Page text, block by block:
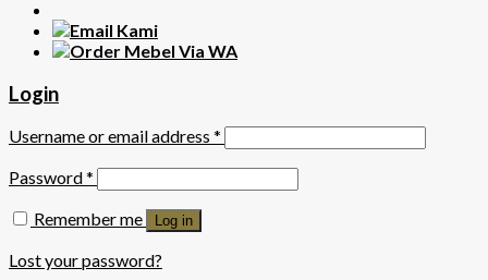
Login
Username or email address *
Password*
Remember me
Log in
Lost your password?